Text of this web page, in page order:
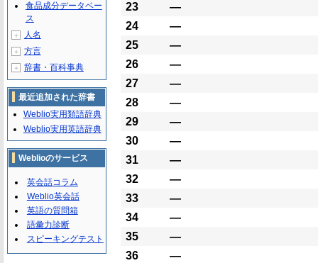
23
―
24
―
25
―
26
―
27
―
28
―
29
―
30
―
31
―
32
―
33
―
34
―
35
―
36
―
食品成分データベー
ス
＋ 人名
＋ 方言
＋ 辞書・百科事典
最近追加された辞書
Weblio実用類語辞典
Weblio実用英語辞典
Weblioのサービス
英会話コラム
Weblio英会話
英語の質問箱
語彙力診断
スピーキングテスト